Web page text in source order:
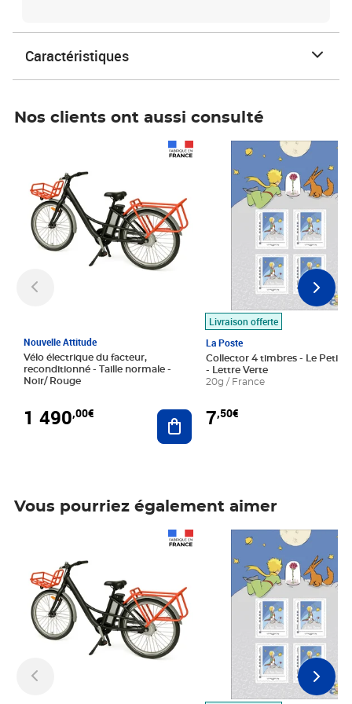
Caractéristiques
Nos clients ont aussi consulté
Nouvelle Attitude
Vélo électrique du facteur,
reconditionné - Taille normale -
Noir/ Rouge
1 490,00€ Ajouter au panier
Livraison offerte
La Poste
Collector 4 timbres - Le Petit
- Lettre Verte
20g / France
7,50€
Prix 7,50€
Vous pourriez également aimer
Prix 7,50€